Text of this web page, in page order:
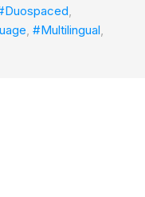
,
,#Multilingual,